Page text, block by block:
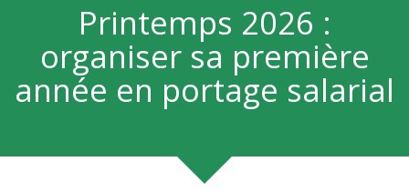
Printemps 2026 :
organiser sa première
année en portage salarial